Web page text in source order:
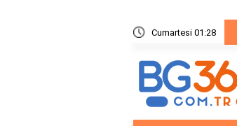
Cumartesi 01:28
Sistemleri: Akıllı Kilit ve Çelik Gövde Çözümleri